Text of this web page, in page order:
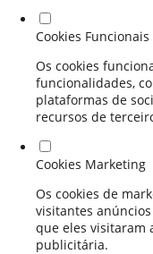
Cookies Funcionais
Os cookies
funcionalidades,
plataformas de
recursos de
Cookies Marketing
Os cookies de
visitantes
que eles visitaram
publicitária.